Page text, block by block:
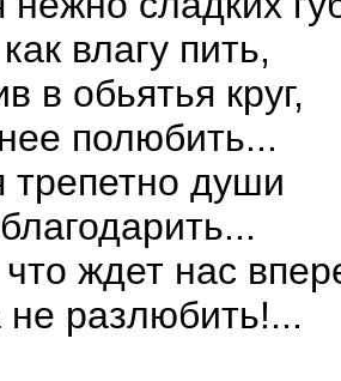
влагу пить,
в обьятья круг,
полюбить...
трепетно души
ждет нас
не разлюбить!...